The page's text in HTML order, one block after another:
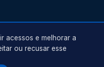
acessos e melhorar a
ou recusar esse